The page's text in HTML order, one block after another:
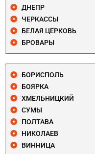
ДНЕПР
ЧЕРКАССЫ
БЕЛАЯ ЦЕРКОВЬ
БРОВАРЫ
БОРИСПОЛЬ
БОЯРКА
ХМЕЛЬНИЦКИЙ
СУМЫ
ПОЛТАВА
НИКОЛАЕВ
ВИННИЦА